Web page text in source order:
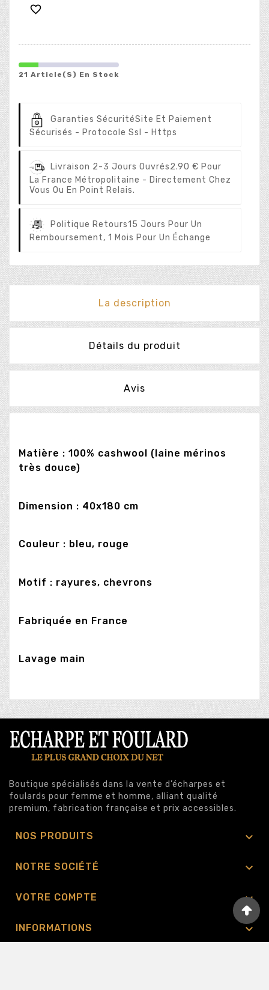

21 Article(s) En Stock
Garanties SécuritéSite Et Paiement
Sécurisés - Protocole Ssl - Https
Livraison 2-3 Jours Ouvrés2.90 € Pour
La France Métropolitaine - Directement Chez
Vous Ou En Point Relais.
Politique Retours15 Jours Pour Un
Remboursement, 1 Mois Pour Un Échange
La description
Détails du produit
Avis
Matière : 100% cashwool (laine mérinos
très douce)
Dimension : 40x180 cm
Couleur : bleu, rouge
Motif : rayures, chevrons
Fabriquée en France
Lavage main
Boutique spécialisés dans la vente d’écharpes et
foulards pour femme et homme, alliant qualité
premium, fabrication française et prix accessibles.
NOS PRODUITS 
NOTRE SOCIÉTÉ 
VOTRE COMPTE 
INFORMATIONS 